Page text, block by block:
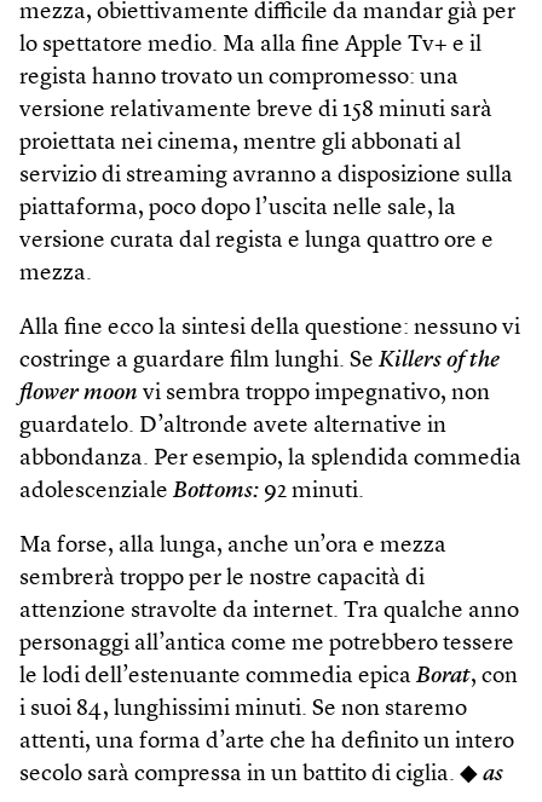
mezza, obiettivamente difficile da mandar già per
lo spettatore medio. Ma alla fine Apple Tv+ e il
regista hanno trovato un compromesso: una
versione relativamente breve di 158 minuti sarà
proiettata nei cinema, mentre gli abbonati al
servizio di streaming avranno a disposizione sulla
piattaforma, poco dopo l’uscita nelle sale, la
versione curata dal regista e lunga quattro ore e
mezza.
Alla fine ecco la sintesi della questione: nessuno vi
costringe a guardare film lunghi. Se Killers of the
flower moon vi sembra troppo impegnativo, non
guardatelo. D’altronde avete alternative in
abbondanza. Per esempio, la splendida commedia
adolescenziale Bottoms: 92 minuti.
Ma forse, alla lunga, anche un’ora e mezza
sembrerà troppo per le nostre capacità di
attenzione stravolte da internet. Tra qualche anno
personaggi all’antica come me potrebbero tessere
le lodi dell’estenuante commedia epica Borat, con
i suoi 84, lunghissimi minuti. Se non staremo
attenti, una forma d’arte che ha definito un intero
secolo sarà compressa in un battito di ciglia. ◆ as